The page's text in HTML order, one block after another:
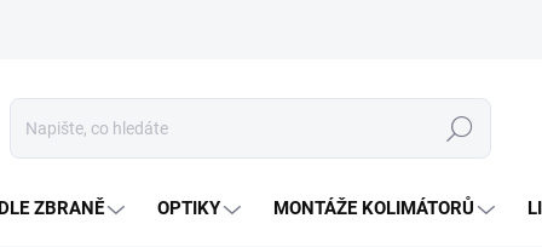
Hledat
DLE ZBRANĚ OPTIKY MONTÁŽE KOLIMÁTORŮ